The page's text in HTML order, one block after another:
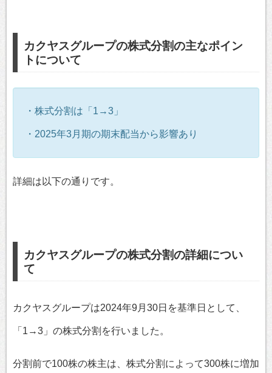
カクヤスグループの株式分割の主なポイン
トについて
・株式分割は「1→3」
・2025年3月期の期末配当から影響あり
詳細は以下の通りです。
カクヤスグループの株式分割の詳細につい
て
カクヤスグループは2024年9月30日を基準日として、
「1→3」の株式分割を行いました。
分割前で100株の株主は、株式分割によって300株に増加